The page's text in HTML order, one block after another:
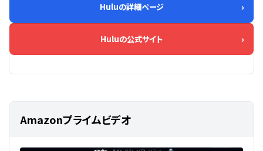
Huluの詳細ページ
Huluの公式サイト
Amazonプライムビデオ